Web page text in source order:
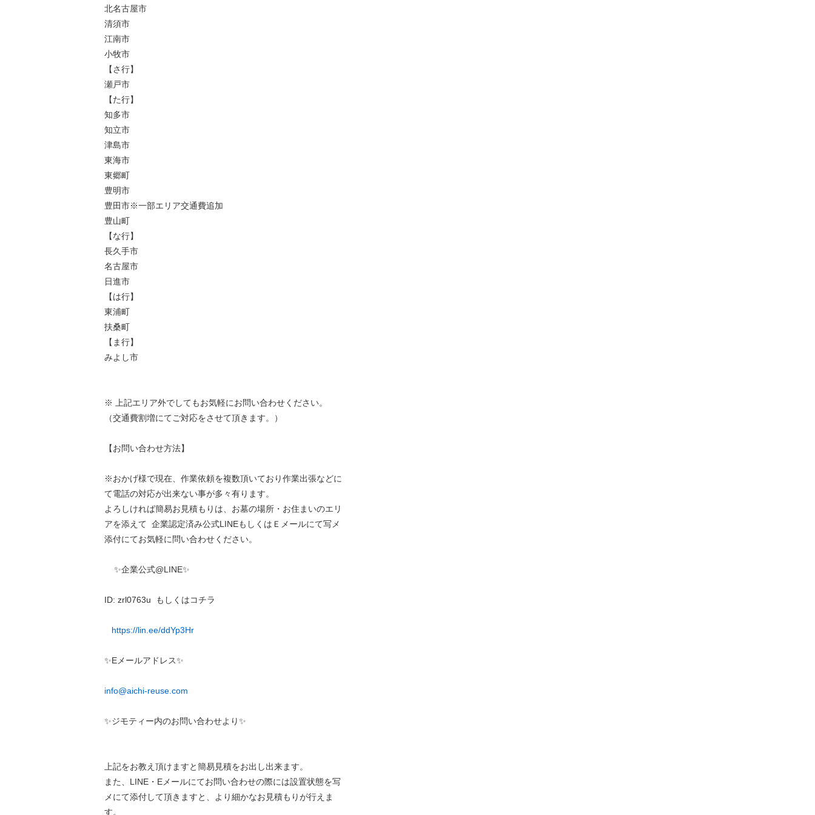
北名古屋市
清須市
江南市
小牧市
【さ行】
瀬戸市
【た行】
知多市
知立市
津島市
東海市
東郷町
豊明市
豊田市※一部エリア交通費追加
豊山町
【な行】
長久手市
名古屋市
日進市
【は行】
東浦町
扶桑町
【ま行】
みよし市
※ 上記エリア外でしてもお気軽にお問い合わせください。
（交通費割増にてご対応をさせて頂きます。）
【お問い合わせ方法】
※おかげ様で現在、作業依頼を複数頂いており作業出張などに
て電話の対応が出来ない事が多々有ります。
よろしければ簡易お見積もりは、お墓の場所・お住まいのエリ
アを添えて 企業認定済み公式LINEもしくはＥメールにて写メ
添付にてお気軽に問い合わせください。
✨企業公式@LINE✨
ID: zrl0763u もしくはコチラ
https://lin.ee/ddYp3Hr
✨Eメールアドレス✨
info@aichi-reuse.com
✨ジモティー内のお問い合わせより✨
上記をお教え頂けますと簡易見積をお出し出来ます。
また、LINE・Eメールにてお問い合わせの際には設置状態を写
メにて添付して頂きますと、より細かなお見積もりが行えま
す。